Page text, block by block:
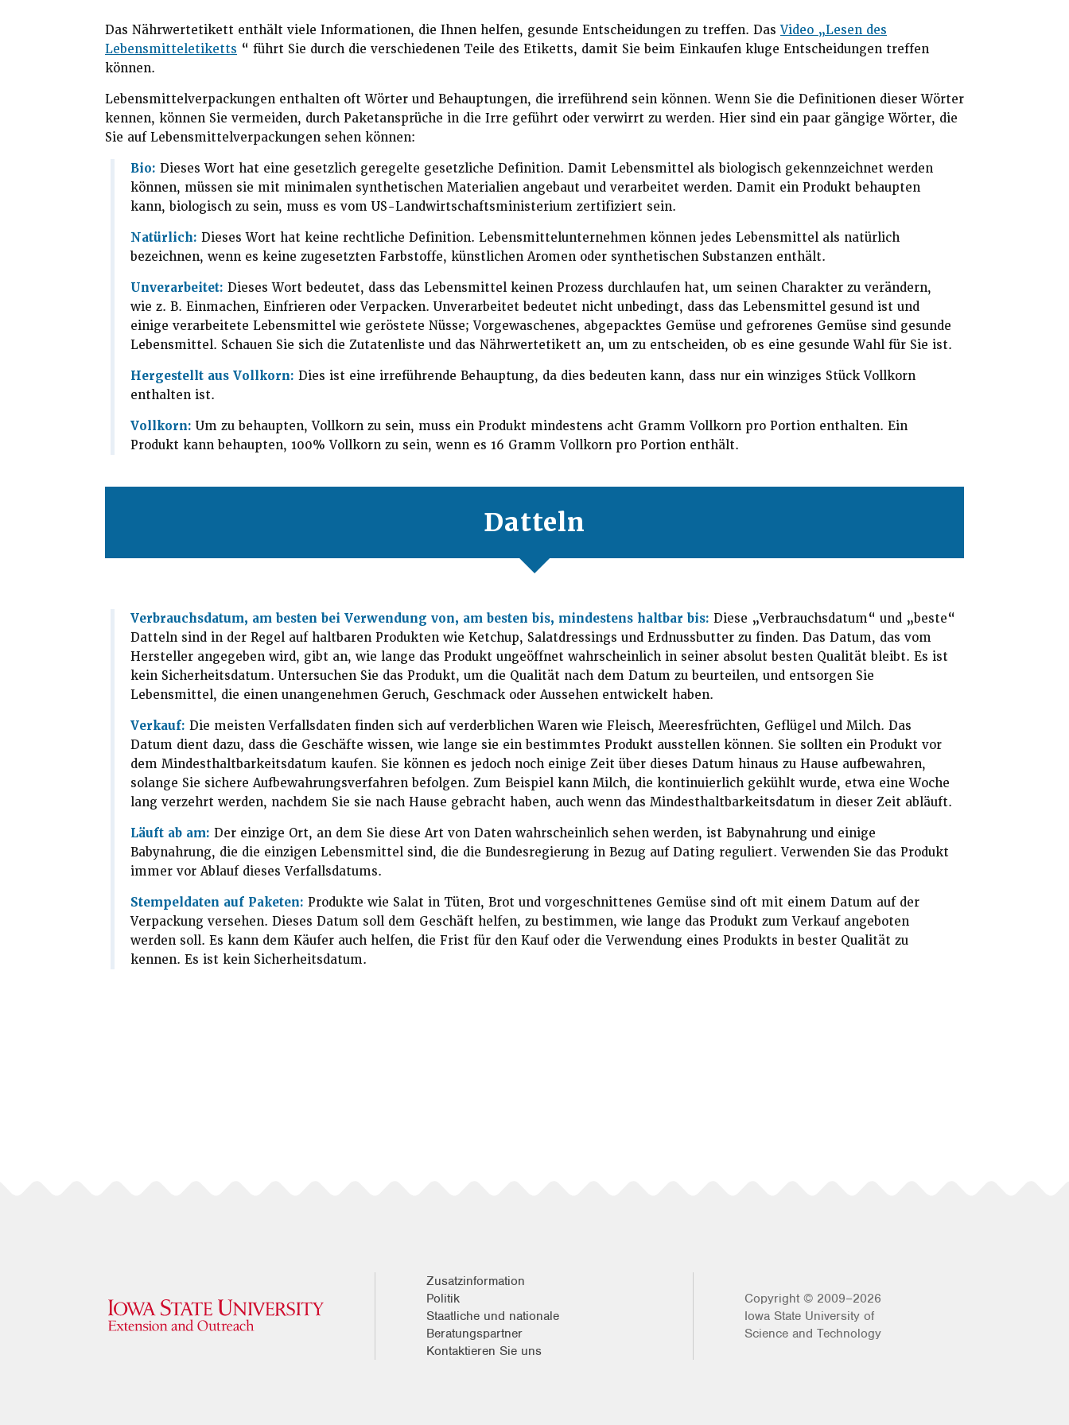
Das Nährwertetikett enthält viele Informationen, die Ihnen helfen, gesunde Entscheidungen zu treffen. DasVideo „Lesen des
Lebensmitteletiketts “ führt Sie durch die verschiedenen Teile des Etiketts, damit Sie beim Einkaufen kluge Entscheidungen treffen
können.
Lebensmittelverpackungen enthalten oft Wörter und Behauptungen, die irreführend sein können. Wenn Sie die Definitionen dieser Wörter
kennen, können Sie vermeiden, durch Paketansprüche in die Irre geführt oder verwirrt zu werden. Hier sind ein paar gängige Wörter, die
Sie auf Lebensmittelverpackungen sehen können:
Bio: Dieses Wort hat eine gesetzlich geregelte gesetzliche Definition. Damit Lebensmittel als biologisch gekennzeichnet werden
können, müssen sie mit minimalen synthetischen Materialien angebaut und verarbeitet werden. Damit ein Produkt behaupten
kann, biologisch zu sein, muss es vom US-Landwirtschaftsministerium zertifiziert sein.
Natürlich: Dieses Wort hat keine rechtliche Definition. Lebensmittelunternehmen können jedes Lebensmittel als natürlich
bezeichnen, wenn es keine zugesetzten Farbstoffe, künstlichen Aromen oder synthetischen Substanzen enthält.
Unverarbeitet: Dieses Wort bedeutet, dass das Lebensmittel keinen Prozess durchlaufen hat, um seinen Charakter zu verändern,
wie z. B. Einmachen, Einfrieren oder Verpacken. Unverarbeitet bedeutet nicht unbedingt, dass das Lebensmittel gesund ist und
einige verarbeitete Lebensmittel wie geröstete Nüsse; Vorgewaschenes, abgepacktes Gemüse und gefrorenes Gemüse sind gesunde
Lebensmittel. Schauen Sie sich die Zutatenliste und das Nährwertetikett an, um zu entscheiden, ob es eine gesunde Wahl für Sie ist.
Hergestellt aus Vollkorn: Dies ist eine irreführende Behauptung, da dies bedeuten kann, dass nur ein winziges Stück Vollkorn
enthalten ist.
Vollkorn: Um zu behaupten, Vollkorn zu sein, muss ein Produkt mindestens acht Gramm Vollkorn pro Portion enthalten. Ein
Produkt kann behaupten, 100% Vollkorn zu sein, wenn es 16 Gramm Vollkorn pro Portion enthält.
Datteln
Verbrauchsdatum, am besten bei Verwendung von, am besten bis, mindestens haltbar bis: Diese „Verbrauchsdatum“ und „beste“
Datteln sind in der Regel auf haltbaren Produkten wie Ketchup, Salatdressings und Erdnussbutter zu finden. Das Datum, das vom
Hersteller angegeben wird, gibt an, wie lange das Produkt ungeöffnet wahrscheinlich in seiner absolut besten Qualität bleibt. Es ist
kein Sicherheitsdatum. Untersuchen Sie das Produkt, um die Qualität nach dem Datum zu beurteilen, und entsorgen Sie
Lebensmittel, die einen unangenehmen Geruch, Geschmack oder Aussehen entwickelt haben.
Verkauf: Die meisten Verfallsdaten finden sich auf verderblichen Waren wie Fleisch, Meeresfrüchten, Geflügel und Milch. Das
Datum dient dazu, dass die Geschäfte wissen, wie lange sie ein bestimmtes Produkt ausstellen können. Sie sollten ein Produkt vor
dem Mindesthaltbarkeitsdatum kaufen. Sie können es jedoch noch einige Zeit über dieses Datum hinaus zu Hause aufbewahren,
solange Sie sichere Aufbewahrungsverfahren befolgen. Zum Beispiel kann Milch, die kontinuierlich gekühlt wurde, etwa eine Woche
lang verzehrt werden, nachdem Sie sie nach Hause gebracht haben, auch wenn das Mindesthaltbarkeitsdatum in dieser Zeit abläuft.
Läuft ab am: Der einzige Ort, an dem Sie diese Art von Daten wahrscheinlich sehen werden, ist Babynahrung und einige
Babynahrung, die die einzigen Lebensmittel sind, die die Bundesregierung in Bezug auf Dating reguliert. Verwenden Sie das Produkt
immer vor Ablauf dieses Verfallsdatums.
Stempeldaten auf Paketen: Produkte wie Salat in Tüten, Brot und vorgeschnittenes Gemüse sind oft mit einem Datum auf der
Verpackung versehen. Dieses Datum soll dem Geschäft helfen, zu bestimmen, wie lange das Produkt zum Verkauf angeboten
werden soll. Es kann dem Käufer auch helfen, die Frist für den Kauf oder die Verwendung eines Produkts in bester Qualität zu
kennen. Es ist kein Sicherheitsdatum.
Zusatzinformation
Politik
Staatliche und nationale
Beratungspartner
Kontaktieren Sie uns
Copyright © 2009–2026
Iowa State University of
Science and Technology